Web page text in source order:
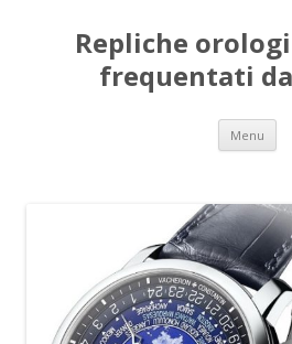
Repliche
frequentati
Menu Vai